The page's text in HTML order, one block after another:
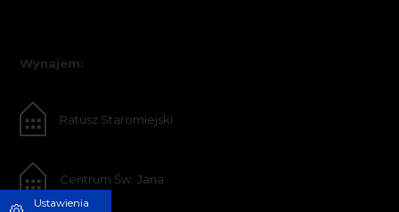
Wynajem:
Ratusz Staromiejski
Centrum Św. Jana
Ustawienia